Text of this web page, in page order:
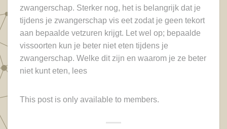
zwangerschap. Sterker nog, het is belangrijk dat je
tijdens je zwangerschap vis eet zodat je geen tekort
aan bepaalde vetzuren krijgt. Let wel op; bepaalde
vissoorten kun je beter niet eten tijdens je
zwangerschap. Welke dit zijn en waarom je ze beter
niet kunt eten, lees
This post is only available to members.